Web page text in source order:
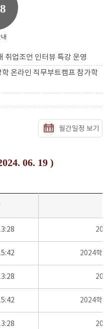
취업조언 인터뷰 특강 운영
온라인 직무부트캠프 참가학
월간일정 보기
06. 19 )
2024학
2024학